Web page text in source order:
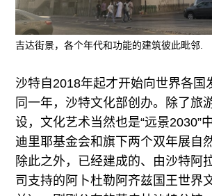
吉达街景，各个年代和功能的建筑彼此毗邻.
沙特自2018年起才开始向世界各国
同一年，沙特文化部创办。除了旅
设，文化艺术当然也是“远景2030”
迪里耶基金会和旗下两个双年展自
除此之外，已经建成的、由沙特阿
司支持的阿卜杜勒阿齐兹国王世界